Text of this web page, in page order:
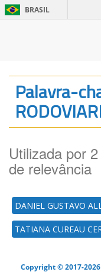
BRASIL
Palavra-
Utilizada por
de relevância
DANIEL GUSTAVO
TATIANA CUREAU
Copyright © 2017-